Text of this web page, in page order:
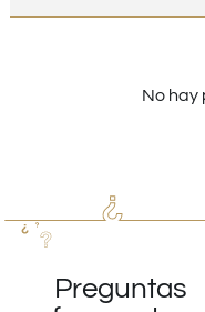
No hay
Preguntas